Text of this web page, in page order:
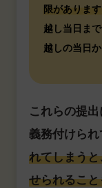
限があります
越し当日ま
越しの当日か
これらの提
義務付けられ
れてしまう
せられること